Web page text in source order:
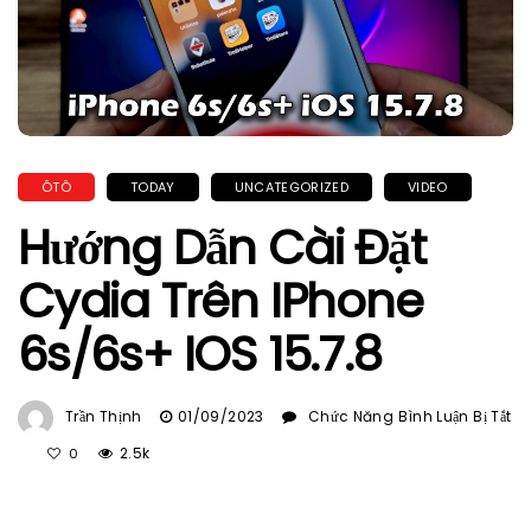
ÔTÔ TODAY UNCATEGORIZED VIDEO
Hướng Dẫn Cài Đặt
Cydia Trên IPhone
6s/6s+ IOS 15.7.8
Trần Thịnh 01/09/2023
Chức Năng Bình Luận Bị Tắt
0 2.5k